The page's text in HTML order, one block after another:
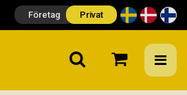
Företag Privat